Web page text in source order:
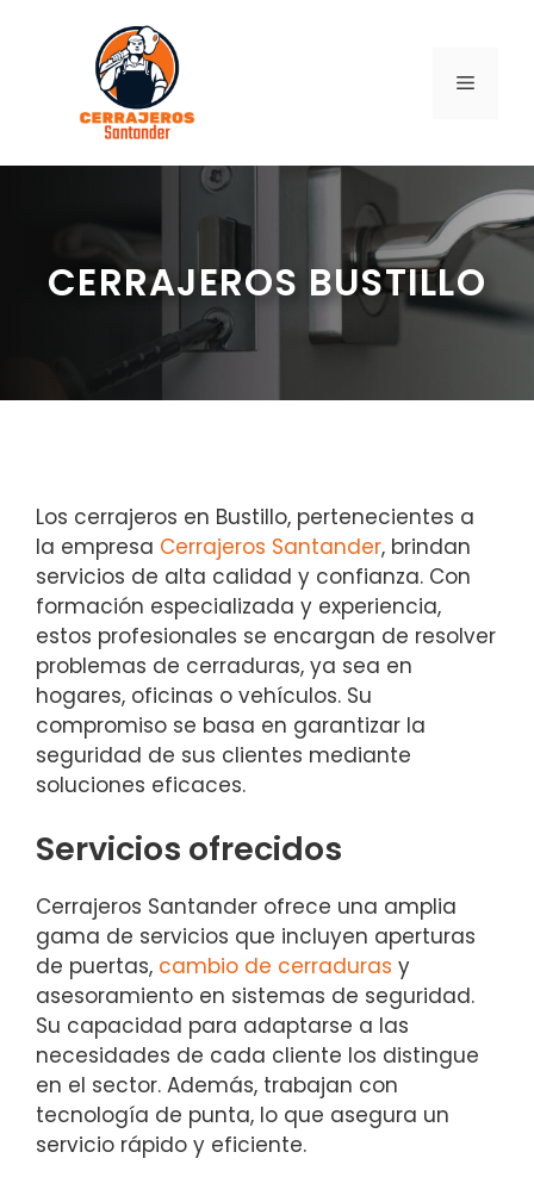
contenido
MENÚ
CERRAJEROS BUSTILLO
Los cerrajeros en Bustillo, pertenecientes a
la empresa Cerrajeros Santander, brindan
servicios de alta calidad y confianza. Con
formación especializada y experiencia,
estos profesionales se encargan de resolver
problemas de cerraduras, ya sea en
hogares, oficinas o vehículos. Su
compromiso se basa en garantizar la
seguridad de sus clientes mediante
soluciones eficaces.
Servicios ofrecidos
Cerrajeros Santander ofrece una amplia
gama de servicios que incluyen aperturas
de puertas, cambio de cerraduras y
asesoramiento en sistemas de seguridad.
Su capacidad para adaptarse a las
necesidades de cada cliente los distingue
en el sector. Además, trabajan con
tecnología de punta, lo que asegura un
servicio rápido y eficiente.